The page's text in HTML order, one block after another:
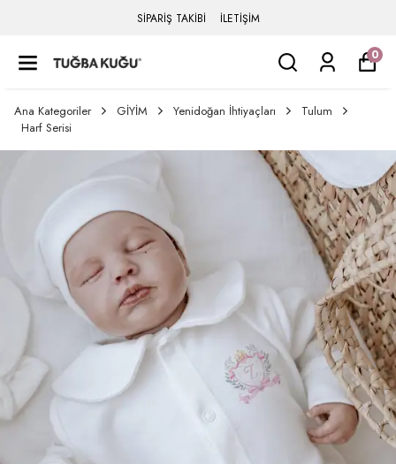
SİPARİŞ TAKİBİ İLETİŞİM
0
Ana Kategoriler GİYİM Yenidoğan İhtiyaçları
Tulum
Harf Serisi